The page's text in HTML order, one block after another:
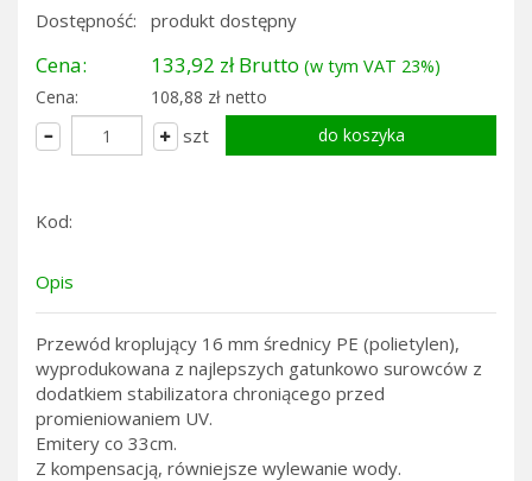
Dostępność: produkt dostępny
Cena: 133,92 zł Brutto (w tym VAT 23%)
Cena:
108,88 zł netto
szt
Kod:
Opis
Przewód kroplujący 16 mm średnicy PE (polietylen),
wyprodukowana z najlepszych gatunkowo surowców z
dodatkiem stabilizatora chroniącego przed
promieniowaniem UV.
Emitery co 33cm.
Z kompensacją, równiejsze wylewanie wody.